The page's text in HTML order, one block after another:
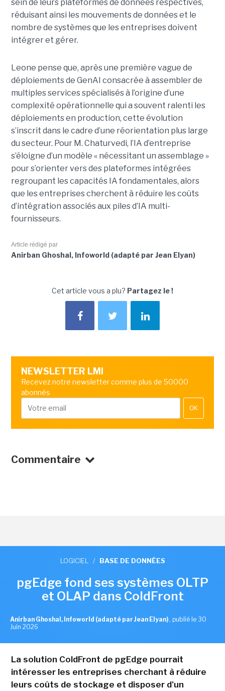
sein de leurs plateformes de données respectives,
réduisant ainsi les mouvements de données et le
nombre de systèmes que les entreprises doivent
intégrer et gérer.
Leone pense que, après une première vague de
déploiements de GenAI consacrée à assembler de
multiples services spécialisés à l’origine d’une
complexité opérationnelle qui a souvent ralenti les
déploiements en production, cette évolution
s’inscrit dans le cadre d’une réorientation plus large
du secteur. Pour M. Chaturvedi, l’IA d’entreprise
s’éloigne d’un modèle « nécessitant un assemblage »
pour s’orienter vers des plateformes intégrées
regroupant les capacités IA fondamentales, alors
que les entreprises cherchent à réduire les coûts
d’intégration associés aux piles d’IA multi-
fournisseurs.
Article rédigé par
Anirban Ghoshal, Infoworld (adapté par Jean Elyan)
Cet article vous a plu? Partagez le !
NEWSLETTER LMI
Recevez notre newsletter comme plus de 50000
abonnés
OK
Commentaire
LOGICIEL / BASE DE DONNÉES
pgEdge fond ses systèmes OLTP
et OLAP dans ColdFront
Anirban Ghoshal, Infoworld (adapté par Jean Elyan) , publié le 30
Juin 2026
La solution ColdFront de pgEdge pourrait
intéresser les entreprises cherchant à réduire
leurs coûts de stockage et disposer d'un